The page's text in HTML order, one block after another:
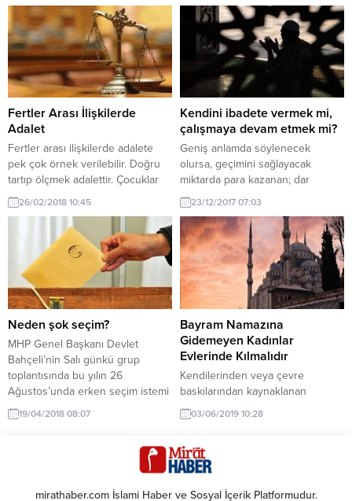
çocuk yetiştirmeye kalkmasıdır.
Halbuki Allah,“Kendinizi ve ailenizi
her türlü ateşten (görünen ve
görünmeyen riskten,
uyuşturucudan, fuhuştan,
terörden ve benzer bütün
günahlardan ve tehlikelerden)
koruyun.” buyurmaktadır. Sevgili
Peygamberimiz de (sav): “Sizden
biriniz,...
iyiliklerine karşılık hediyeler,
hamdler, ibadetler takdim
edemiyordum. Sevinçliydim,
çünkü Onu bulmuştum. Huzuruna
kabul edilmiştim, Ona
yönelmenin, Onunla olmanın
zevkini, şevkini yaşıyordum. Her
halde bunun...
Fertler Arası İlişkilerde
Adalet
Fertler arası ilişkilerde adalete
pek çok örnek verilebilir. Doğru
tartıp ölçmek adalettir. Çocuklar
arasında eşitliği gözetmek
adalettir. İşe zamanında gitmek ve
zamanında ayrılmak adalettir.
Üstlenilen görevleri, şartlarına
uygun ve zamanında yapmak
adalettir. Kamu mallarını, amme
menfaatlerini gerektiği şekilde
korumak adalettir. İhtilaflı kişileri,
kurumları uzlaştırmak adalettir.
Haberciliği gerçekleri aktarmak
şeklinde yapmak...
26/02/2018 10:45
Kendini ibadete vermek mi,
çalışmaya devam etmek mi?
Geniş anlamda söylenecek
olursa, geçimini sağlayacak
miktarda para kazanan; dar
anlamda söylenecek olursa
emekli olan bir kişi için çalışmaya
devam etmek mi daha faziletlidir
yoksa kendini ibadete vermek mi?
(Emekli kelimesiyle geçimini
sağlayacak miktarda maaş
alabilen kişiyi kasdediyoruz.)
Çevremize baktığımızda emekli
olduğu ve maddî durumu iyi
olduğu halde çalışmaya devam...
23/12/2017 07:03
Neden şok seçim?
MHP Genel Başkanı Devlet
Bahçeli’nin Salı günkü grup
toplantısında bu yılın 26
Ağustos’unda erken seçim istemi
ve bunun ardından yapılan
toplantı ertesinde Cumhurbaşkanı
Haziran’da bir erken seçim ilanı
siyasetçiler için beklenmedik bir
gelişme oldu. Kuşkusuz Sayın
19/04/2018 08:07
Bayram Namazına
Gidemeyen Kadınlar
Evlerinde Kılmalıdır
Kendilerinden veya çevre
baskılarından kaynaklanan
sebeplerle ya da camilerde
kendilerine yer ayrılmadığı için
katılamayacak kadınlarımız şimdilik
bayram namazlarını evlerinde
kılmalıdırlar. Onlar, bayram namazı
03/06/2019 10:28
mirathaber.com İslami Haber ve Sosyal İçerik Platformudur.